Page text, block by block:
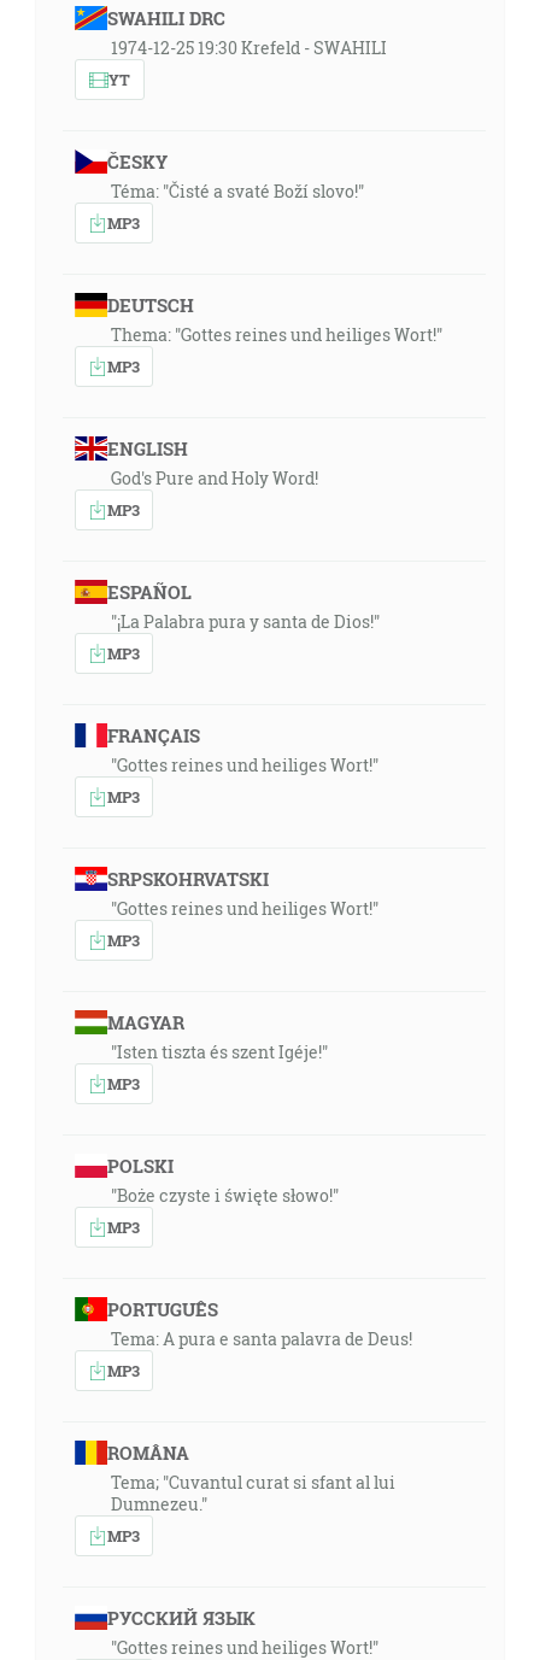
SWAHILI DRC
1974-12-25 19:30 Krefeld - SWAHILI
YT
ČESKY
Téma: "Čisté a svaté Boží slovo!"
MP3
DEUTSCH
Thema: "Gottes reines und heiliges Wort!"
MP3
ENGLISH
God's Pure and Holy Word!
MP3
ESPAÑOL
"¡La Palabra pura y santa de Dios!"
MP3
FRANÇAIS
"Gottes reines und heiliges Wort!"
MP3
SRPSKOHRVATSKI
"Gottes reines und heiliges Wort!"
MP3
MAGYAR
"Isten tiszta és szent Igéje!"
MP3
POLSKI
"Boże czyste i święte słowo!"
MP3
PORTUGUÊS
Tema: A pura e santa palavra de Deus!
MP3
ROMÂNA
Tema; "Cuvantul curat si sfant al lui
Dumnezeu."
MP3
РУССКИЙ ЯЗЫК
"Gottes reines und heiliges Wort!"